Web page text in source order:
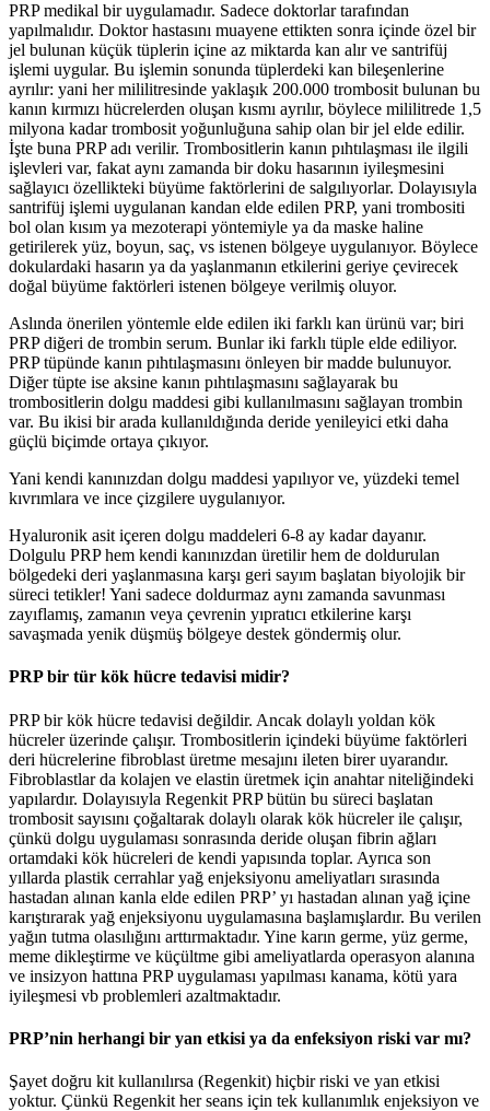
PRP medikal bir uygulamadır. Sadece doktorlar tarafından
yapılmalıdır. Doktor hastasını muayene ettikten sonra içinde özel bir
jel bulunan küçük tüplerin içine az miktarda kan alır ve santrifüj
işlemi uygular. Bu işlemin sonunda tüplerdeki kan bileşenlerine
ayrılır: yani her mililitresinde yaklaşık 200.000 trombosit bulunan bu
kanın kırmızı hücrelerden oluşan kısmı ayrılır, böylece mililitrede 1,5
milyona kadar trombosit yoğunluğuna sahip olan bir jel elde edilir.
İşte buna PRP adı verilir. Trombositlerin kanın pıhtılaşması ile ilgili
işlevleri var, fakat aynı zamanda bir doku hasarının iyileşmesini
sağlayıcı özellikteki büyüme faktörlerini de salgılıyorlar. Dolayısıyla
santrifüj işlemi uygulanan kandan elde edilen PRP, yani trombositi
bol olan kısım ya mezoterapi yöntemiyle ya da maske haline
getirilerek yüz, boyun, saç, vs istenen bölgeye uygulanıyor. Böylece
dokulardaki hasarın ya da yaşlanmanın etkilerini geriye çevirecek
doğal büyüme faktörleri istenen bölgeye verilmiş oluyor.
Aslında önerilen yöntemle elde edilen iki farklı kan ürünü var; biri
PRP diğeri de trombin serum. Bunlar iki farklı tüple elde ediliyor.
PRP tüpünde kanın pıhtılaşmasını önleyen bir madde bulunuyor.
Diğer tüpte ise aksine kanın pıhtılaşmasını sağlayarak bu
trombositlerin dolgu maddesi gibi kullanılmasını sağlayan trombin
var. Bu ikisi bir arada kullanıldığında deride yenileyici etki daha
güçlü biçimde ortaya çıkıyor.
Yani kendi kanınızdan dolgu maddesi yapılıyor ve, yüzdeki temel
kıvrımlara ve ince çizgilere uygulanıyor.
Hyaluronik asit içeren dolgu maddeleri 6-8 ay kadar dayanır.
Dolgulu PRP hem kendi kanınızdan üretilir hem de doldurulan
bölgedeki deri yaşlanmasına karşı geri sayım başlatan biyolojik bir
süreci tetikler! Yani sadece doldurmaz aynı zamanda savunması
zayıflamış, zamanın veya çevrenin yıpratıcı etkilerine karşı
savaşmada yenik düşmüş bölgeye destek göndermiş olur.
PRP bir tür kök hücre tedavisi midir?
PRP bir kök hücre tedavisi değildir. Ancak dolaylı yoldan kök
hücreler üzerinde çalışır. Trombositlerin içindeki büyüme faktörleri
deri hücrelerine fibroblast üretme mesajını ileten birer uyarandır.
Fibroblastlar da kolajen ve elastin üretmek için anahtar niteliğindeki
yapılardır. Dolayısıyla Regenkit PRP bütün bu süreci başlatan
trombosit sayısını çoğaltarak dolaylı olarak kök hücreler ile çalışır,
çünkü dolgu uygulaması sonrasında deride oluşan fibrin ağları
ortamdaki kök hücreleri de kendi yapısında toplar. Ayrıca son
yıllarda plastik cerrahlar yağ enjeksiyonu ameliyatları sırasında
hastadan alınan kanla elde edilen PRP’ yı hastadan alınan yağ içine
karıştırarak yağ enjeksiyonu uygulamasına başlamışlardır. Bu verilen
yağın tutma olasılığını arttırmaktadır. Yine karın germe, yüz germe,
meme dikleştirme ve küçültme gibi ameliyatlarda operasyon alanına
ve insizyon hattına PRP uygulaması yapılması kanama, kötü yara
iyileşmesi vb problemleri azaltmaktadır.
PRP’nin herhangi bir yan etkisi ya da enfeksiyon riski var mı?
Şayet doğru kit kullanılırsa (Regenkit) hiçbir riski ve yan etkisi
yoktur. Çünkü Regenkit her seans için tek kullanımlık enjeksiyon ve